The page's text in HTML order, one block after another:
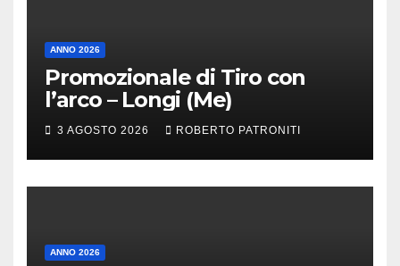
ANNO 2026
Promozionale di Tiro con
l’arco – Longi (Me)
3 AGOSTO 2026 ROBERTO PATRONITI
ANNO 2026